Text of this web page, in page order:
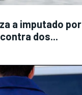
a imputado por
dos...